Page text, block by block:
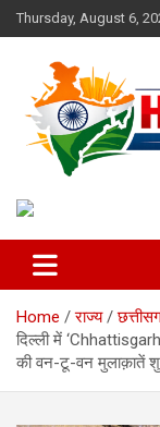
Skip
to
Thursday, August 6,
Home राज्य
दिल्ली में
की वन-टू-वन मुलाक़ातें